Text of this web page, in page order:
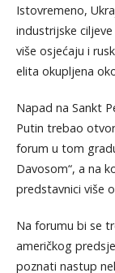
Istovremeno,
industrijske
više osjećaju i
elita okupljena
Napad na Sankt
Putin trebao
forum u tom
Davosom“, a na
predstavnici više
Na forumu bi se
američkog
poznati nastup